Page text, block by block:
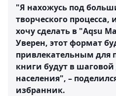
"Я нахожусь под
творческого процесса,
хочу сделать в "Aqsu
Уверен, этот формат
привлекательным для
книги будут в шаговой
населения", –
избранник.